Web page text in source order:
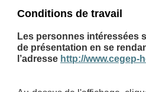
Conditions de travail
Les personnes intéressées
de présentation en se
l’adresse http://www.cegep-